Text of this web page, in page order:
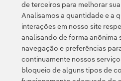
Política de
Transparência no uso da IA Política de
de terceiros para melhorar
Analisamos a quantidade e a
interações em nosso site
analisando de forma anônima
navegação e preferências
continuamente nossos
bloqueio de alguns tipos de